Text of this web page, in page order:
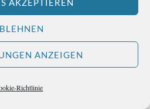
ANZEIGEN
Richtlinie
Caganerverehrt den Boden
Acker, der ja gedüngt
gute Nahrung zu